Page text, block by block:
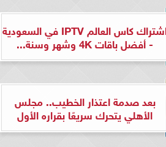
اشتراك كاس العالم IPTV في السعودية
- أفضل باقات 4K وشهر وسنة...
بعد صدمة اعتذار الخطيب.. مجلس
الأهلي يتحرك سريعًا بقراره الأول